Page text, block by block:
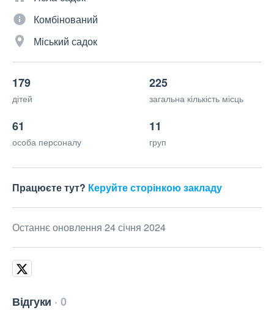
Комбінований
Міський садок
179
дітей
225
загальна кількість місць
61
особа персоналу
11
груп
Працюєте тут? Керуйте сторінкою закладу
Останнє оновлення 24 січня 2024
Відгуки 0